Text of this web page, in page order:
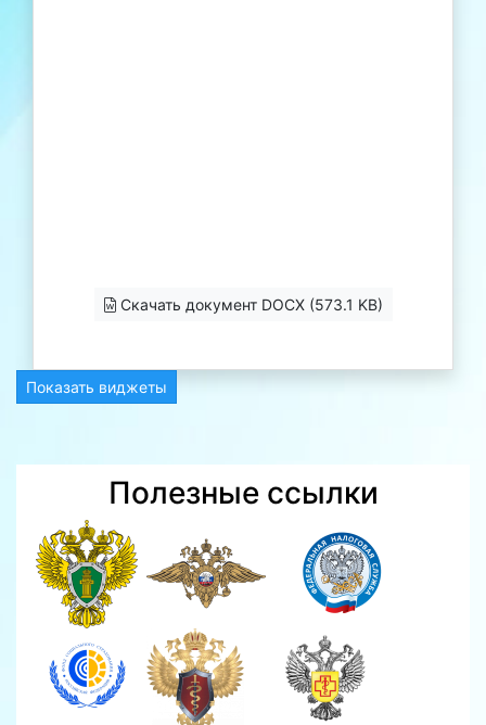
Скачать документ DOCX (573.1 KB)
Показать виджеты
Полезные ссылки